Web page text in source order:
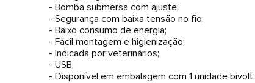
- Bomba submersa com ajuste;
- Segurança com baixa tensão no fio;
- Baixo consumo de energia;
- Fácil montagem e higienização;
- Indicada por veterinários;
- USB;
- Disponível em embalagem com 1 unidade bivolt.